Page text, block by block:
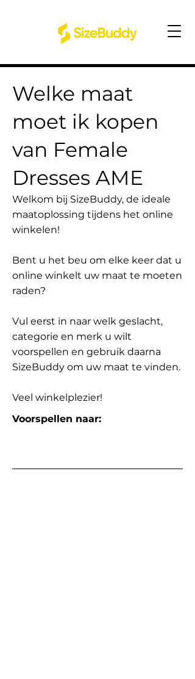
Welke maat
moet ik kopen
van Female
Dresses AME
Welkom bij SizeBuddy, de ideale
maatoplossing tijdens het online
winkelen!
Bent u het beu om elke keer dat u
online winkelt uw maat te moeten
raden?
Vul eerst in naar welk geslacht,
categorie en merk u wilt
voorspellen en gebruik daarna
SizeBuddy om uw maat te vinden.
Veel winkelplezier!
Voorspellen naar: